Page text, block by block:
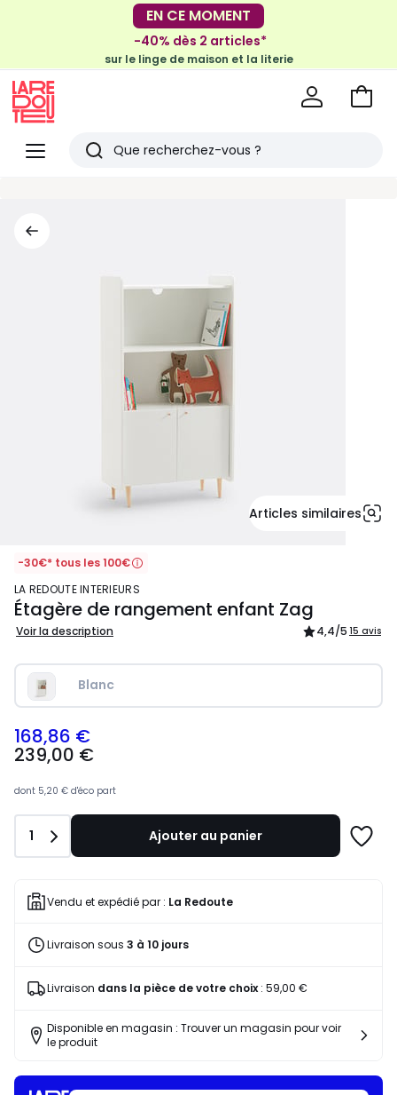
-30€ tous les 100€*
sur le meuble & la déco
EN CE MOMENT
-40% dès 2 articles*
sur le linge de maison et la literie
Menu
Redoute
Rechercher
Voir
Articles similaires
-30€* tous les 100€
LA REDOUTE INTERIEURS
Étagère de rangement enfant Zag
Voir la description 4,4/5 15 avis
Blanc
239,00
€
à
programme
pour
payer
place
168,86
168,86 €
239,00 €
dont 5,20 € d'éco part
Quantité
1 Ajouter au panier
Vendu et expédié par : La Redoute
Livraison sous 3 à 10 jours
Livraison dans la pièce de votre choix: 59,00 €
Disponible en magasin : Trouver un magasin pour voir
le produit